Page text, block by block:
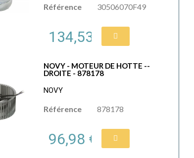
Référence 30506070F49
134,53 €
NOVY - MOTEUR DE HOTTE --
DROITE - 878178
NOVY
Référence 878178
96,98 €